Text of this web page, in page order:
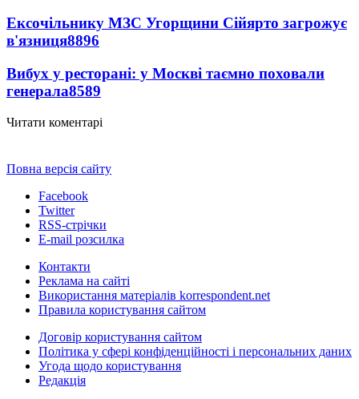
Ексочільнику МЗС Угорщини Сійярто загрожує
в'язниця8896
Вибух у ресторані: у Москві таємно поховали
генерала8589
Читати коментарі
Повна версія сайту
Facebook
Twitter
RSS-стрічки
E-mail розсилка
Контакти
Реклама на сайті
Використання матеріалів korrespondent.net
Правила користування сайтом
Договір користування сайтом
Політика у сфері конфіденційності і персональних даних
Угода щодо користування
Редакція